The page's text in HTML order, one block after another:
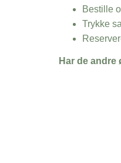
Bestille
Trykke
Har de